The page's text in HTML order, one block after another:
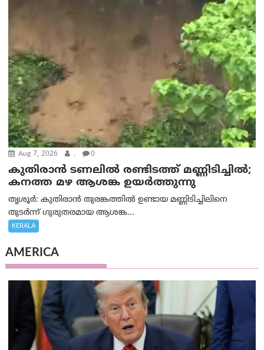
Aug 7, 2026 . 0
കുതിരാൻ ടണലിൽ രണ്ടിടത്ത് മണ്ണിടിച്ചിൽ;
കനത്ത മഴ ആശങ്ക ഉയർത്തുന്നു
തൃശൂർ: കുതിരാൻ തുരങ്കത്തിൽ ഉണ്ടായ മണ്ണിടിച്ചിലിനെ
തുടർന്ന് ഗുരുതരമായ ആശങ്ക...
KERALA
AMERICA